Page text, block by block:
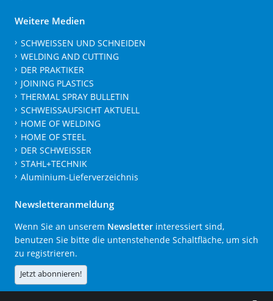
Weitere Medien
SCHWEISSEN UND SCHNEIDEN
WELDING AND CUTTING
DER PRAKTIKER
JOINING PLASTICS
THERMAL SPRAY BULLETIN
SCHWEISSAUFSICHT AKTUELL
HOME OF WELDING
HOME OF STEEL
DER SCHWEISSER
STAHL+TECHNIK
Aluminium-Lieferverzeichnis
Newsletteranmeldung
Wenn Sie an unserem Newsletter interessiert sind,
benutzen Sie bitte die untenstehende Schaltfläche, um sich
zu registrieren.
Jetzt abonnieren!